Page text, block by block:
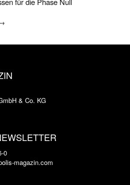
& Co. KG
0
magazin.com